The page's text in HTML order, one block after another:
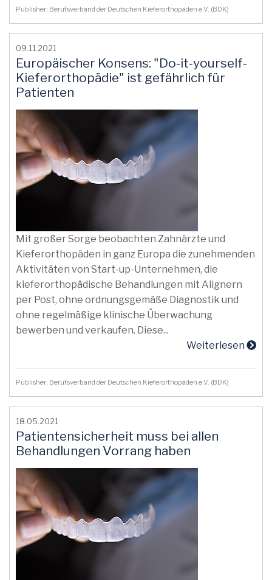
Publisher: Berufsverband der Deutschen Kieferorthopäden e.V. (BDK)
09.11.2021
Europäischer Konsens: "Do-it-yourself-
Kieferorthopädie" ist gefährlich für
Patienten
Mit großer Sorge beobachten Zahnärzte und
Kieferorthopäden in ganz Europa die zunehmenden
Aktivitäten von Start-up-Unternehmen, die
kieferorthopädische Behandlungen mit Alignern
per Post, ohne ordnungsgemäße Diagnostik und
ohne regelmäßige klinische Überwachung
bewerben und verkaufen. Diese...
Weiterlesen
Publisher: Berufsverband der Deutschen Kieferorthopäden e.V. (BDK)
18.05.2021
Patientensicherheit muss bei allen
Behandlungen Vorrang haben